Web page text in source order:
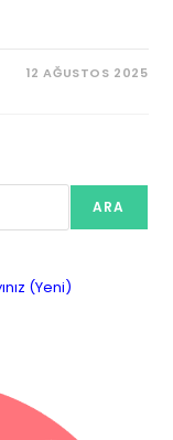
12 AĞUSTOS 2025
ARA
(Yeni)